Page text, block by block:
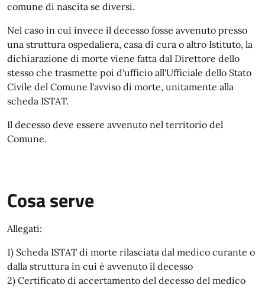
comune di nascita se diversi.
Nel caso in cui invece il decesso fosse avvenuto presso
una struttura ospedaliera, casa di cura o altro Istituto, la
dichiarazione di morte viene fatta dal Direttore dello
stesso che trasmette poi d'ufficio all'Ufficiale dello Stato
Civile del Comune l'avviso di morte, unitamente alla
scheda ISTAT.
Il decesso deve essere avvenuto nel territorio del
Comune.
Cosa serve
Allegati:
1) Scheda ISTAT di morte rilasciata dal medico curante o
dalla struttura in cui è avvenuto il decesso
2) Certificato di accertamento del decesso del medico